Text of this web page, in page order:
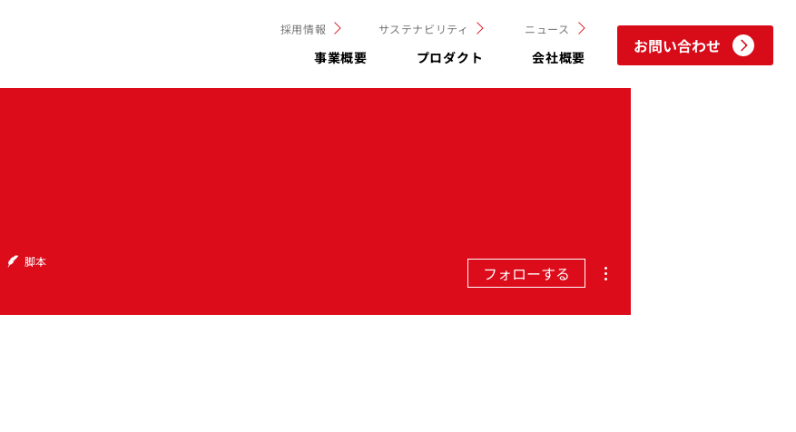
採用情報 サステナビリティ ニュース
事業概要 プロダクト 会社概要
お問い合わせ
脚本
フォローする